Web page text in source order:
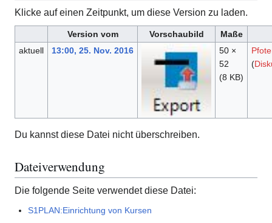
Klicke auf einen Zeitpunkt, um diese Version zu laden.
Version vom Vorschaubild
Maße
aktuell
13:00, 25. Nov. 2016
50 ×
52
(8 KB)
(
Du kannst diese Datei nicht überschreiben.
Dateiverwendung
Die folgende Seite verwendet diese Datei:
S1PLAN:Einrichtung von Kursen